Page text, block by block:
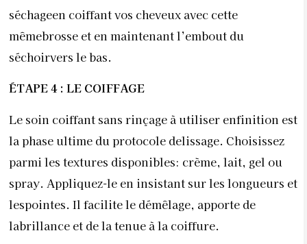
séchageen coiffant vos cheveux avec cette
mêmebrosse et en maintenant l’embout du
séchoirvers le bas.
ÉTAPE 4 : LE COIFFAGE
Le soin coiffant sans rinçage à utiliser enfinition est
la phase ultime du protocole delissage. Choisissez
parmi les textures disponibles: crème, lait, gel ou
spray. Appliquez-le en insistant sur les longueurs et
lespointes. Il facilite le démêlage, apporte de
labrillance et de la tenue à la coiffure.